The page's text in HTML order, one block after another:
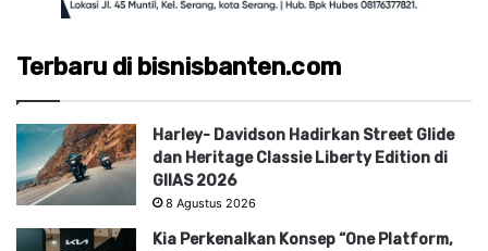
Terbaru di bisnisbanten.com
Harley- Davidson Hadirkan Street Glide
dan Heritage Classie Liberty Edition di
GIIAS 2026
8 Agustus 2026
Kia Perkenalkan Konsep “One Platform,